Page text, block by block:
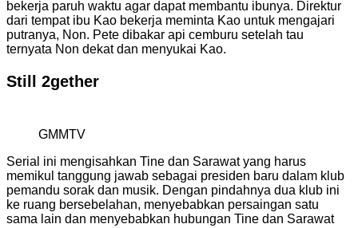
bekerja paruh waktu agar dapat membantu ibunya. Direktur
dari tempat ibu Kao bekerja meminta Kao untuk mengajari
putranya, Non. Pete dibakar api cemburu setelah tau
ternyata Non dekat dan menyukai Kao.
Still 2gether
GMMTV
Serial ini mengisahkan Tine dan Sarawat yang harus
memikul tanggung jawab sebagai presiden baru dalam klub
pemandu sorak dan musik. Dengan pindahnya dua klub ini
ke ruang bersebelahan, menyebabkan persaingan satu
sama lain dan menyebabkan hubungan Tine dan Sarawat